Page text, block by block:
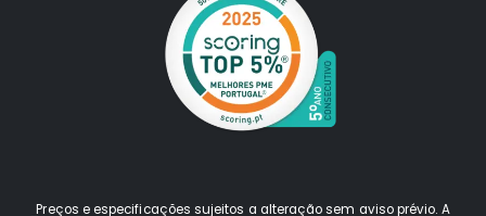
Preços e especificações sujeitos a alteração sem aviso prévio. A